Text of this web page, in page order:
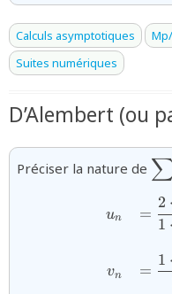
Calculs asymptotiques
Suites numériques
D’Alembert (ou
Préciser la nature de ∑
un
vn
=
1 ⋅
2 ⋅
=
1 ⋅